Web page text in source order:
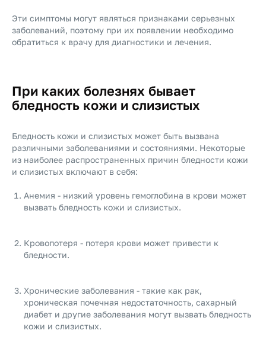
Эти симптомы могут являться признаками серьезных
заболеваний, поэтому при их появлении необходимо
обратиться к врачу для диагностики и лечения.
При каких болезнях бывает
бледность кожи и слизистых
Бледность кожи и слизистых может быть вызвана
различными заболеваниями и состояниями. Некоторые
из наиболее распространенных причин бледности кожи
и слизистых включают в себя:
Анемия - низкий уровень гемоглобина в крови может
вызвать бледность кожи и слизистых.
Кровопотеря - потеря крови может привести к
бледности.
Хронические заболевания - такие как рак,
хроническая почечная недостаточность, сахарный
диабет и другие заболевания могут вызвать бледность
кожи и слизистых.